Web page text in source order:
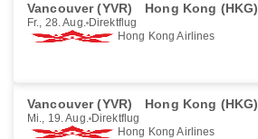
Vancouver (YVR) Hong Kong (HKG)
Fr., 28. Aug. Direktflug
Hong Kong Airlines
Vancouver (YVR) Hong Kong (HKG)
Mi., 19. Aug. Direktflug
Hong Kong Airlines